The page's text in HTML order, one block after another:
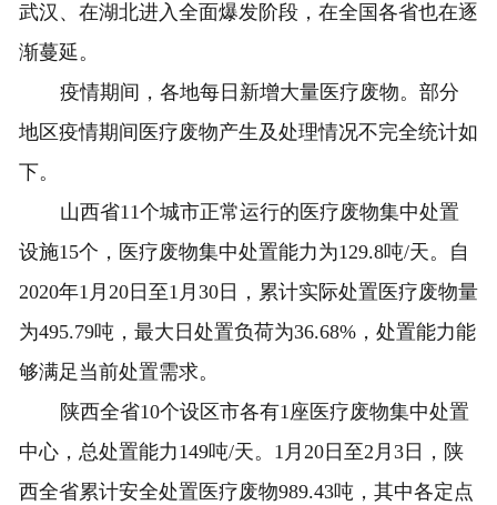
武汉、在湖北进入全面爆发阶段，在全国各省也在逐
渐蔓延。
疫情期间，各地每日新增大量医疗废物。部分
地区疫情期间医疗废物产生及处理情况不完全统计如
下。
山西省11个城市正常运行的医疗废物集中处置
设施15个，医疗废物集中处置能力为129.8吨/天。自
2020年1月20日至1月30日，累计实际处置医疗废物量
为495.79吨，最大日处置负荷为36.68%，处置能力能
够满足当前处置需求。
陕西全省10个设区市各有1座医疗废物集中处置
中心，总处置能力149吨/天。1月20日至2月3日，陕
西全省累计安全处置医疗废物989.43吨，其中各定点